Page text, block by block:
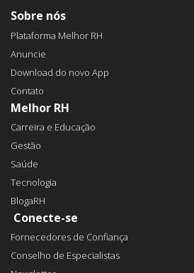
Sobre nós
Plataforma Melhor RH
Anuncie
Download do novo App
Contato
Melhor RH
Carreira e Educação
Gestão
Saúde
Tecnologia
BlogaRH
Conecte-se
Fornecedores de Confiança
Conselho de Especialistas